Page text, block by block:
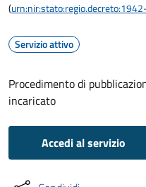
(
Servizio attivo
Procedimento di
incaricato
Accedi al servizio